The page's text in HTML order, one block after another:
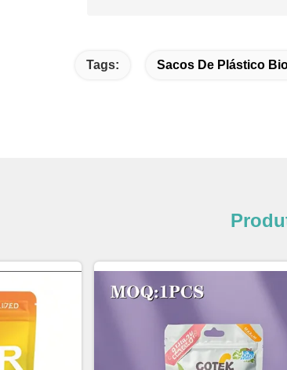
Tags: Sacos De Plástico